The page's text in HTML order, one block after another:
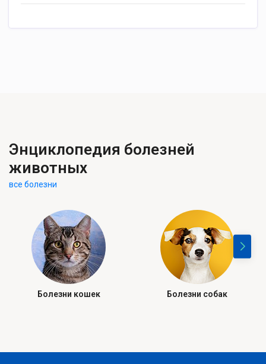
Энциклопедия болезней
животных
все болезни
Болезни кошек Болезни собак